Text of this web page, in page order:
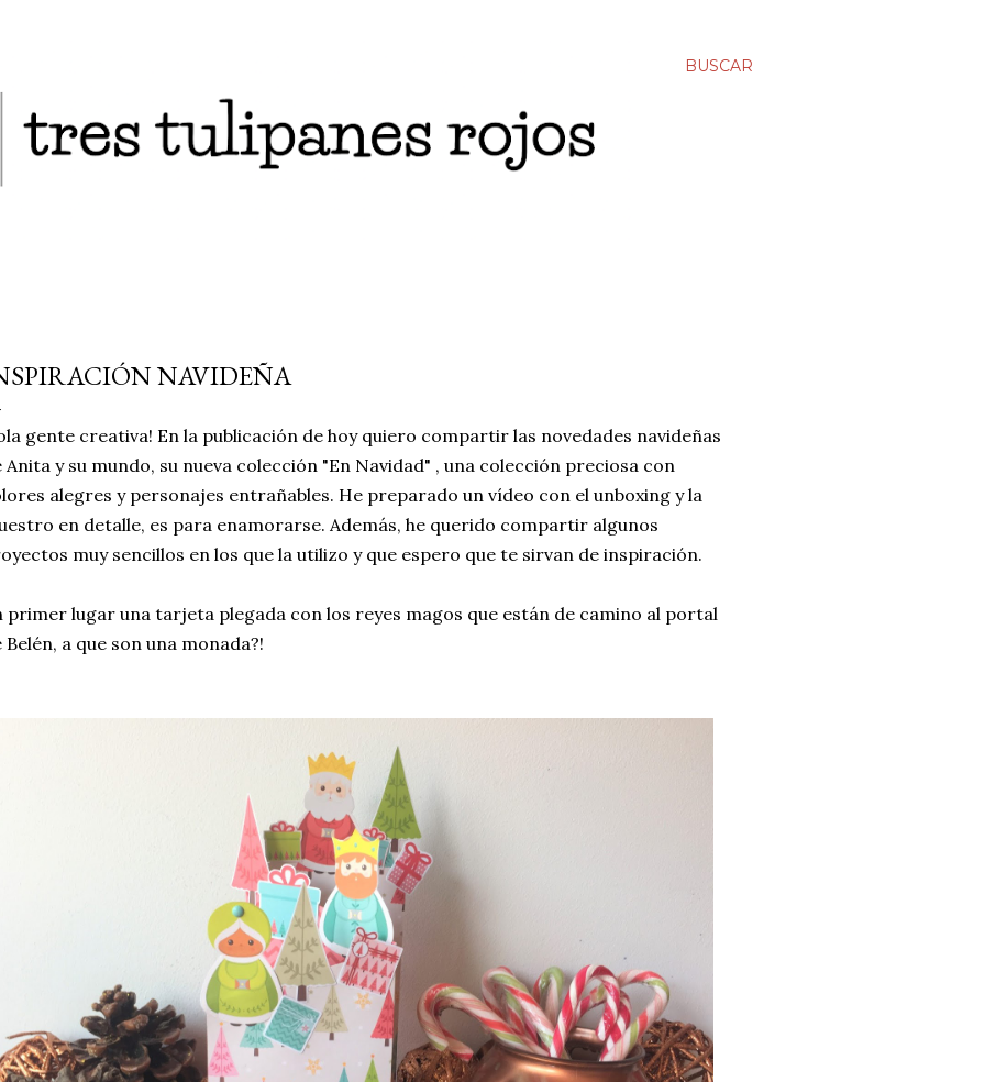
BUSCAR
NAVIDEÑA
gente creativa! En la publicación de hoy quiero compartir las novedades navideñas
Anita y su mundo, su nueva colección "En Navidad" , una colección preciosa con
alegres y personajes entrañables. He preparado un vídeo con el unboxing y la
en detalle, es para enamorarse. Además, he querido compartir algunos
muy sencillos en los que la utilizo y que espero que te sirvan de inspiración.
primer lugar una tarjeta plegada con los reyes magos que están de camino al portal
Belén, a que son una monada?!